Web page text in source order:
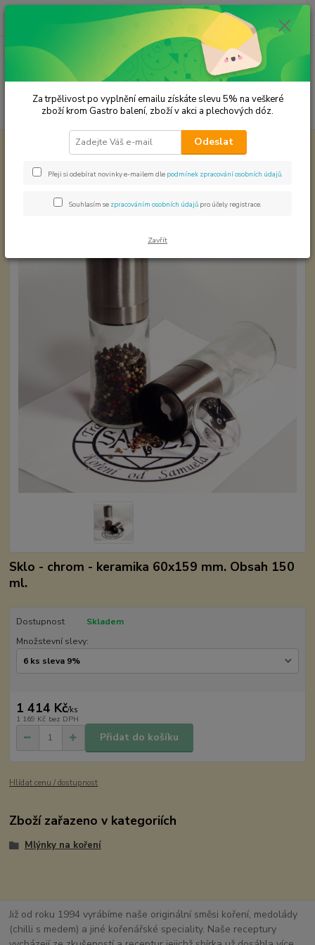
Menu
Hledat
ks
za 0,00 Kč
Mlýnky na koření Mlýnek na pepř a sůl - 3,201095,96
Mlýnek na pepř a sůl -
3,201095,96
Sklo - chrom - keramika 60x159 mm. Obsah 150
ml.
Dostupnost
Skladem
Množstevní slevy:
1 414 Kč/ks
1 169 Kč bez DPH
Přidat do košíku
Hlídat cenu / dostupnost
Zboží zařazeno v kategoriích
Mlýnky na koření
Již od roku 1994 vyrábíme naše originální směsi koření, medolády
(chilli s medem) a jiné kořenářské speciality. Naše receptury
Za trpělivost po vyplnění emailu získáte slevu 5% na veškeré
zboží krom Gastro balení, zboží v akci a plechových dóz.
Odeslat
Přeji si odebírat novinky e-mailem dle podmínek zpracování osobních údajů
Souhlasím se zpracováním osobních údajů pro účely registrace.
Zavřít